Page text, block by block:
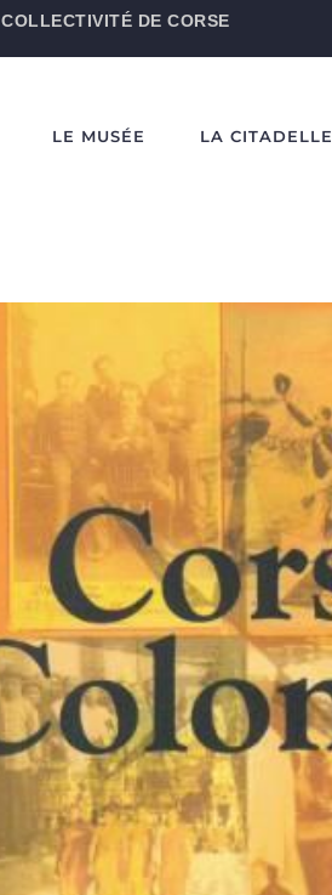
COLLECTIVITÉ DE CORSE
LE MUSÉE LA CITADELLE